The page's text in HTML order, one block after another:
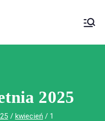
Specjalistyczny im.
Górze
2025
kwiecień 1